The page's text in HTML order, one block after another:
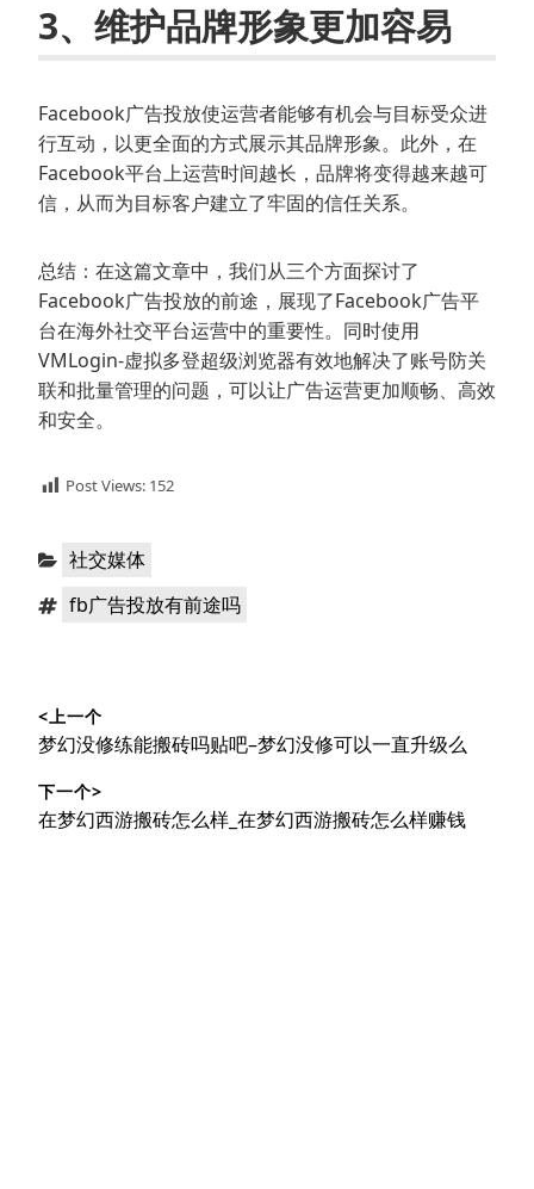
3、维护品牌形象更加容易
Facebook广告投放使运营者能够有机会与目标受众进
行互动，以更全面的方式展示其品牌形象。此外，在
Facebook平台上运营时间越长，品牌将变得越来越可
信，从而为目标客户建立了牢固的信任关系。
总结：在这篇文章中，我们从三个方面探讨了
Facebook广告投放的前途，展现了Facebook广告平
台在海外社交平台运营中的重要性。同时使用
VMLogin-虚拟多登超级浏览器有效地解决了账号防关
联和批量管理的问题，可以让广告运营更加顺畅、高效
和安全。
Post Views: 152
分 社交媒体
标 fb广告投放有前途吗
章
导
航
<上一个
上
文
章：
梦幻没修练能搬砖吗贴吧–梦幻没修可以一直升级么
下一个>
下
在梦幻西游搬砖怎么样_在梦幻西游搬砖怎么样赚钱